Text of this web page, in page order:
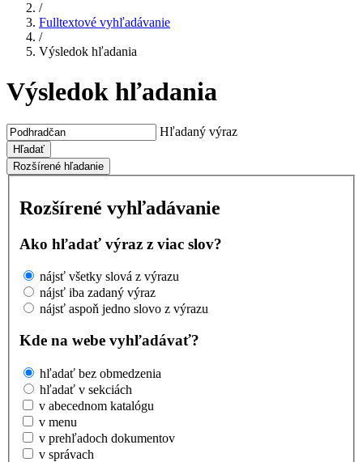
/
Fulltextové vyhľadávanie
/
Výsledok hľadania
Výsledok hľadania
Hľadaný výraz
Hľadať
Rozšírené hľadanie
Rozšírené vyhľadávanie
Ako hľadať výraz z viac slov?
nájsť všetky slová z výrazu
nájsť iba zadaný výraz
nájsť aspoň jedno slovo z výrazu
Kde na webe vyhľadávať?
hľadať bez obmedzenia
hľadať v sekciách
v abecednom katalógu
v menu
v prehľadoch dokumentov
v správach